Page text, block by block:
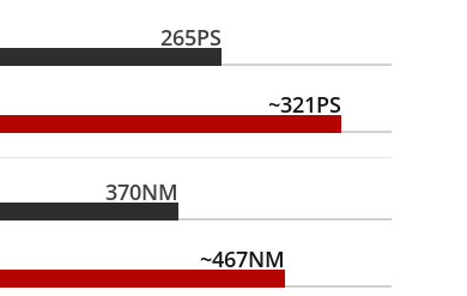
265PS
~321PS
370NM
~467NM